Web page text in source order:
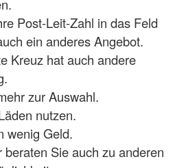
Post-Leit-Zahl in das Feld
ein anderes Angebot.
Kreuz hat auch andere
zur Auswahl.
nutzen.
wenig Geld.
beraten Sie auch zu anderen